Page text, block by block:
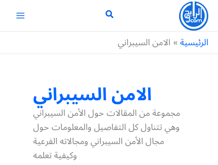
تخطي
المحتوى
الرئيسية الامن السيبراني
الامن السيبراني
مجموعة من المقالات حول الأمن السيبراني
وهي تتناول كل التفاصيل والمعلومات حول
مجال الأمن السيبراني ومجالاته الفرعية
وكيفية تعلمه